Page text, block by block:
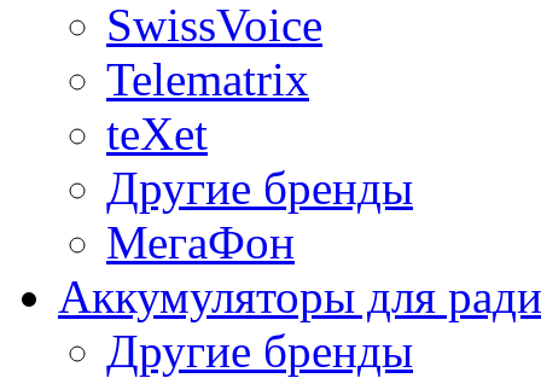
SwissVoice
Telematrix
teXet
Другие бренды
МегаФон
Аккумуляторы для
Другие бренды